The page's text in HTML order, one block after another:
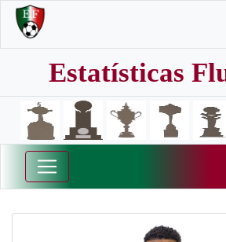
Estatísticas